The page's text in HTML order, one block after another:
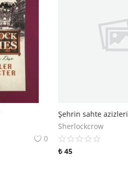
0
Şehrin sahte azizleri
Sherlockcrow
₺ 45